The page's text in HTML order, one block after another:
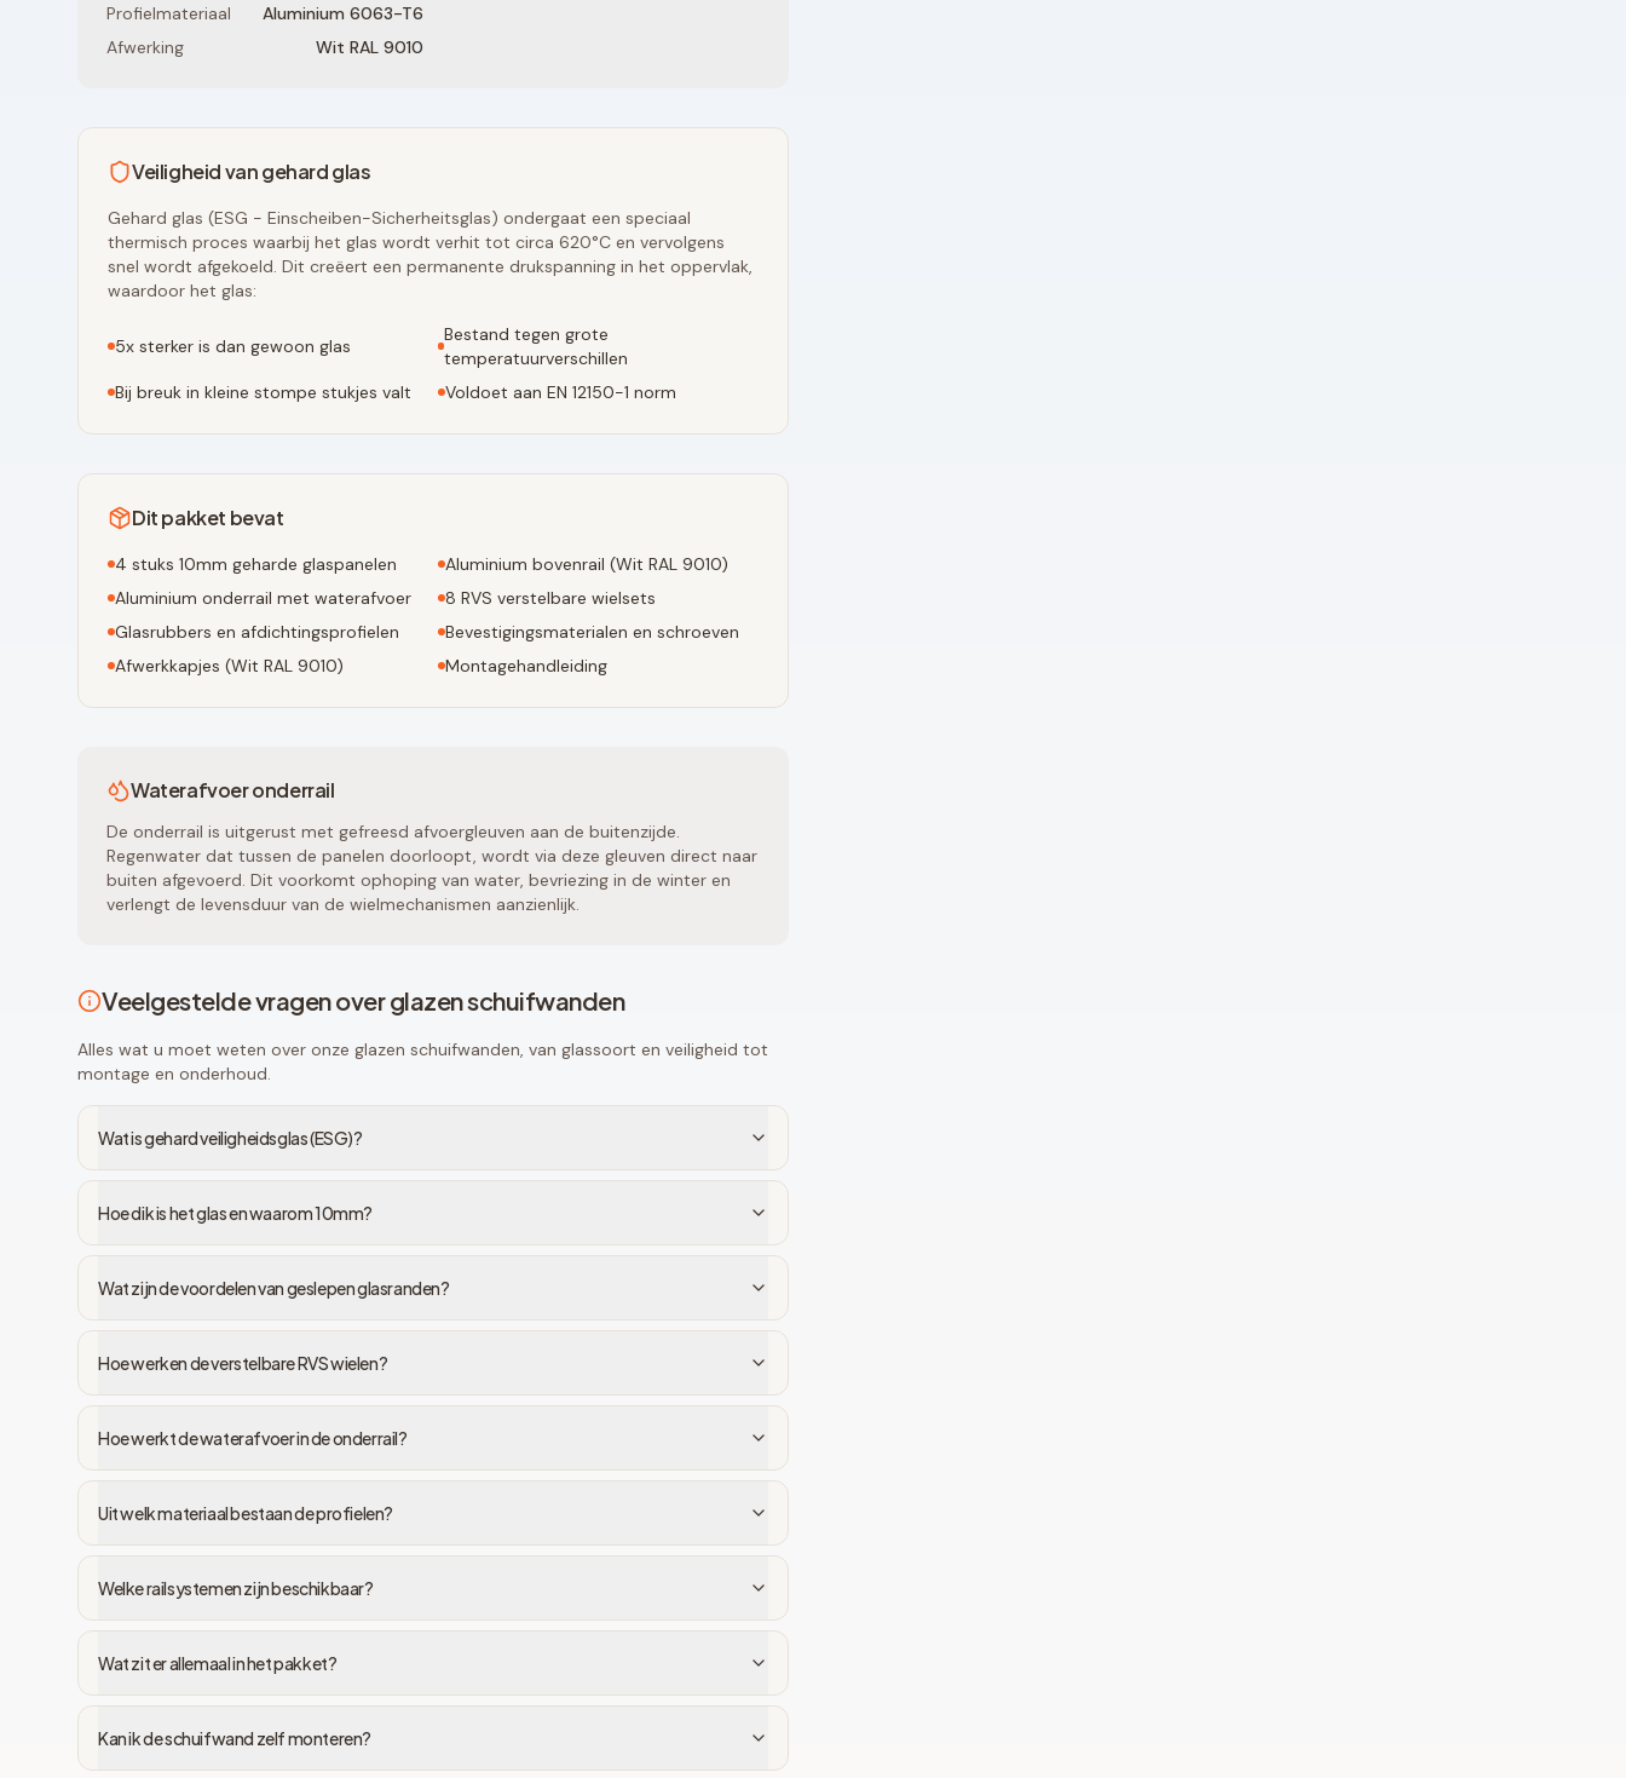
Profielmateriaal
Aluminium 6063-T6
Afwerking
Wit RAL 9010
Veiligheid van gehard glas
Gehard glas (ESG - Einscheiben-Sicherheitsglas) ondergaat een speciaal
thermisch proces waarbij het glas wordt verhit tot circa 620°C en vervolgens
snel wordt afgekoeld. Dit creëert een permanente drukspanning in het oppervlak,
waardoor het glas:
5x sterker is dan gewoon glas
Bestand tegen grote
temperatuurverschillen
Bij breuk in kleine stompe stukjes valt
Voldoet aan EN 12150-1 norm
Dit pakket bevat
4 stuks 10mm geharde glaspanelen Aluminium bovenrail (Wit RAL 9010)
Aluminium onderrail met waterafvoer
8 RVS verstelbare wielsets
Glasrubbers en afdichtingsprofielen
Bevestigingsmaterialen en schroeven
Afwerkkapjes (Wit RAL 9010) Montagehandleiding
Waterafvoer onderrail
De onderrail is uitgerust met gefreesd afvoergleuven aan de buitenzijde.
Regenwater dat tussen de panelen doorloopt, wordt via deze gleuven direct naar
buiten afgevoerd. Dit voorkomt ophoping van water, bevriezing in de winter en
verlengt de levensduur van de wielmechanismen aanzienlijk.
Veelgestelde vragen over glazen schuifwanden
Alles wat u moet weten over onze glazen schuifwanden, van glassoort en veiligheid tot
montage en onderhoud.
Wat is gehard veiligheidsglas (ESG)?
Hoe dik is het glas en waarom 10mm?
Wat zijn de voordelen van geslepen glasranden?
Hoe werken de verstelbare RVS wielen?
Hoe werkt de waterafvoer in de onderrail?
Uit welk materiaal bestaan de profielen?
Welke railsystemen zijn beschikbaar?
Wat zit er allemaal in het pakket?
Kan ik de schuifwand zelf monteren?